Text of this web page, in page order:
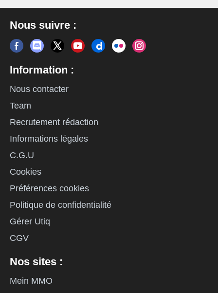
Nous suivre :
Information :
Nous contacter
Team
Recrutement rédaction
Informations légales
C.G.U
Cookies
Préférences cookies
Politique de confidentialité
Gérer Utiq
CGV
Nos sites :
Mein MMO